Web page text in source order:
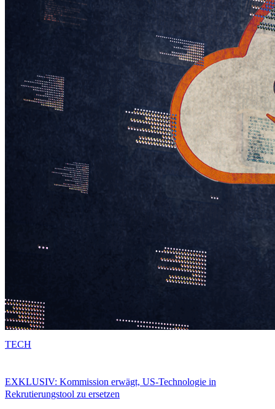
EXKLUSIV: Kommission erwägt, US-Technologie in
Rekrutierungstool zu ersetzen
TECH